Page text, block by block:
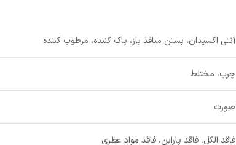
آنتی اکسیدان، بستن منافذ باز، پاک کننده، مرطوب کننده
چرب، مختلط
صورت
فاقد الکل، فاقد پارابن، فاقد مواد عطری